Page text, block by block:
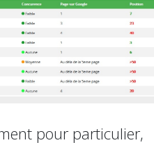
pour particulier,